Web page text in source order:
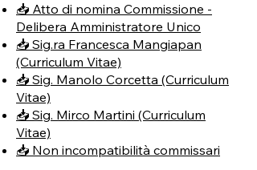
📥 Atto di nomina Commissione -
Delibera Amministratore Unico
📥 Sig.ra Francesca Mangiapan
(Curriculum Vitae)
📥 Sig. Manolo Corcetta (Curriculum
Vitae)
📥 Sig. Mirco Martini (Curriculum
Vitae)
📥 Non incompatibilità commissari